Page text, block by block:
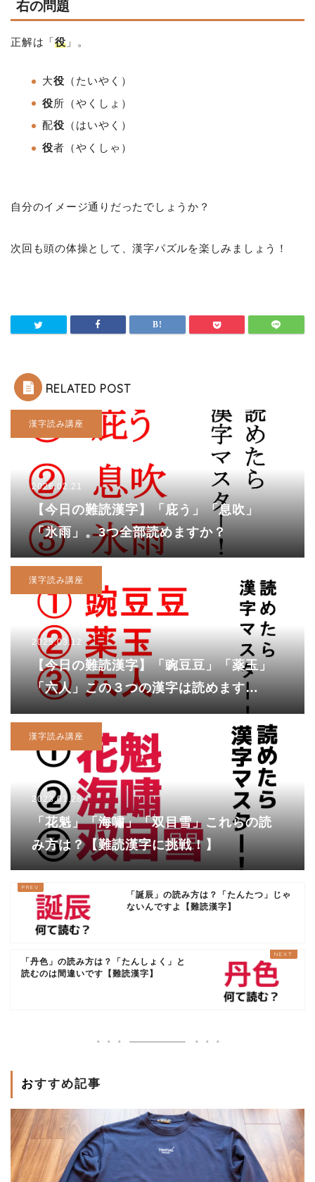
右の問題
正解は「役」。
大役 （たいやく）
役所（やくしょ）
配役 （はいやく）
役者（やくしゃ）
自分のイメージ通りだったでしょうか？
次回も頭の体操として、漢字パズルを楽しみましょう！
RELATED POST
漢字読み講座
2026.02.21
【今日の難読漢字】「庇う」「息吹」
「氷雨」。3つ全部読めますか？
漢字読み講座
2025.03.12
【今日の難読漢字】「豌豆豆」「薬玉」
「六人」この３つの漢字は読めます
か！？「六人」は「ろくにん」ではあり
ません！
漢字読み講座
2023.01.28
「花魁」「海嘯」「双目雪」これらの読
み方は？【難読漢字に挑戦！】
「誕辰」の読み方は？「たんたつ」じゃ
ないんですよ【難読漢字】
「丹色」の読み方は？「たんしょく」と
読むのは間違いです【難読漢字】
おすすめ記事